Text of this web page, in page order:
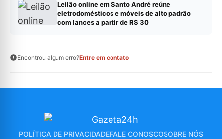
Leilão online em Santo André reúne
eletrodomésticos e móveis de alto padrão
com lances a partir de R$ 30
Encontrou algum erro?Entre em contato
POLÍTICA DE PRIVACIDADEFALE CONOSCOSOBRE NÓS